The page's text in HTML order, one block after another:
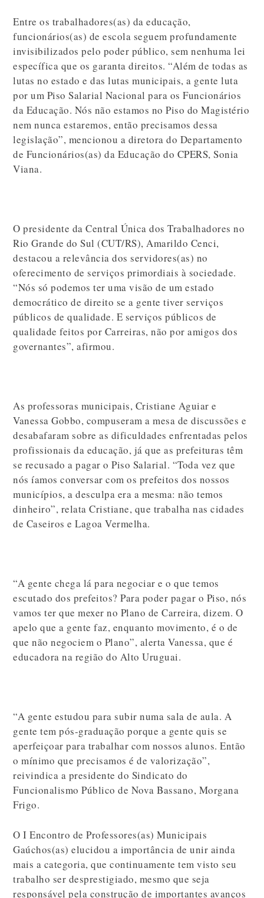
Entre os trabalhadores(as) da educação,
funcionários(as) de escola seguem profundamente
invisibilizados pelo poder público, sem nenhuma lei
específica que os garanta direitos. “Além de todas as
lutas no estado e das lutas municipais, a gente luta
por um Piso Salarial Nacional para os Funcionários
da Educação. Nós não estamos no Piso do Magistério
nem nunca estaremos, então precisamos dessa
legislação”, mencionou a diretora do Departamento
de Funcionários(as) da Educação do CPERS, Sonia
Viana.
O presidente da Central Única dos Trabalhadores no
Rio Grande do Sul (CUT/RS), Amarildo Cenci,
destacou a relevância dos servidores(as) no
oferecimento de serviços primordiais à sociedade.
“Nós só podemos ter uma visão de um estado
democrático de direito se a gente tiver serviços
públicos de qualidade. E serviços públicos de
qualidade feitos por Carreiras, não por amigos dos
governantes”, afirmou.
As professoras municipais, Cristiane Aguiar e
Vanessa Gobbo, compuseram a mesa de discussões e
desabafaram sobre as dificuldades enfrentadas pelos
profissionais da educação, já que as prefeituras têm
se recusado a pagar o Piso Salarial. “Toda vez que
nós íamos conversar com os prefeitos dos nossos
municípios, a desculpa era a mesma: não temos
dinheiro”, relata Cristiane, que trabalha nas cidades
de Caseiros e Lagoa Vermelha.
“A gente chega lá para negociar e o que temos
escutado dos prefeitos? Para poder pagar o Piso, nós
vamos ter que mexer no Plano de Carreira, dizem. O
apelo que a gente faz, enquanto movimento, é o de
que não negociem o Plano”, alerta Vanessa, que é
educadora na região do Alto Uruguai.
“A gente estudou para subir numa sala de aula. A
gente tem pós-graduação porque a gente quis se
aperfeiçoar para trabalhar com nossos alunos. Então
o mínimo que precisamos é de valorização”,
reivindica a presidente do Sindicato do
Funcionalismo Público de Nova Bassano, Morgana
Frigo.
O I Encontro de Professores(as) Municipais
Gaúchos(as) elucidou a importância de unir ainda
mais a categoria, que continuamente tem visto seu
trabalho ser desprestigiado, mesmo que seja
responsável pela construção de importantes avanços